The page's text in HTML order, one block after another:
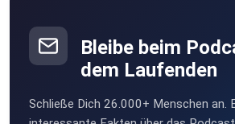
Bleibe beim
dem Laufenden
Schließe Dich 26.000+ Menschen an.